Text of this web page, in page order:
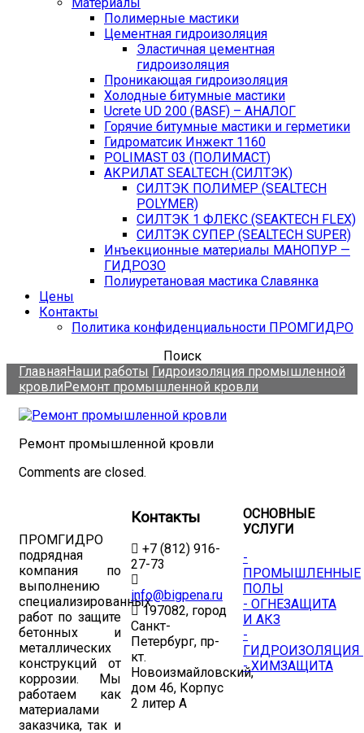
Полимерные мастики
Цементная гидроизоляция
Эластичная цементная
гидроизоляция
Проникающая гидроизоляция
Холодные битумные мастики
Ucrete UD 200 (BASF) – АНАЛОГ
Горячие битумные мастики и герметики
Гидроматсик Инжект 1160
POLIMAST 03 (ПОЛИМАСТ)
АКРИЛАТ SEALTECH (СИЛТЭК)
СИЛТЭК ПОЛИМЕР (SEALTECH
POLYMER)
СИЛТЭК 1 ФЛЕКС (SEAKTECH FLEX)
СИЛТЭК СУПЕР (SEALTECH SUPER)
Инъекционные материалы МАНОПУР —
ГИДРОЗО
Полиуретановая мастика Славянка
Цены
Контакты
Политика конфиденциальности ПРОМГИДРО
Поиск
ГлавнаяНаши работы Гидроизоляция промышленной
кровлиРемонт промышленной кровли
Ремонт промышленной кровли
Comments are closed.
ПРОМГИДРО
подрядная
компания по
выполнению
специализированных
работ по защите
бетонных и
металлических
конструкций от
коррозии. Мы
работаем как
материалами
заказчика, так и
Контакты
+7 (812) 916-
27-73
info@bigpena.ru
197082, город
Санкт-
Петербург, пр-
кт.
Новоизмайловский,
дом 46, Корпус
2 литер А
ОСНОВНЫЕ
УСЛУГИ
-
ПРОМЫШЛЕННЫЕ
ПОЛЫ
- ОГНЕЗАЩИТА
И АКЗ
-
ГИДРОИЗОЛЯЦИЯ
- ХИМЗАЩИТА